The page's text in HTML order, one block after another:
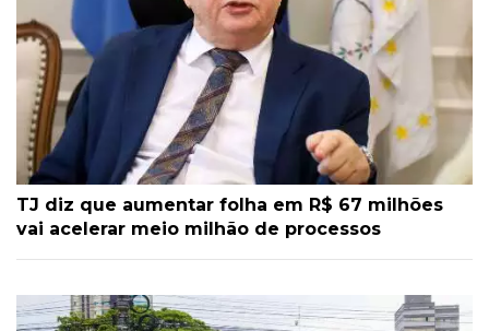
TJ diz que aumentar folha em R$ 67 milhões
vai acelerar meio milhão de processos